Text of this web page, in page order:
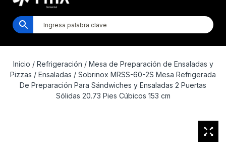
Inicio / Refrigeración / Mesa de Preparación de Ensaladas y
Pizzas / Ensaladas / Sobrinox MRSS-60-2S Mesa Refrigerada
De Preparación Para Sándwiches y Ensaladas 2 Puertas
Sólidas 20.73 Pies Cúbicos 153 cm